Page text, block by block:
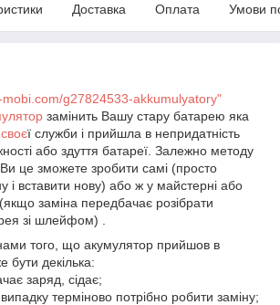
Доставка Оплата Умови
g27824533-akkumulyatory"
замінить Вашу стару батарею яка
своєї служби і прийшла в непридатність
або здуття батареї. Залежно методу
це зможете зробити самі (просто
і вставити нову) або ж у майстерні або
заміна передбачає розібрати
зі шлейфом) .
того, що акумулятор прийшов в
бути декілька:
заряд, сідає;
терміново потрібно робити заміну;